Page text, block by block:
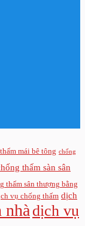
mái bê tông chống
thấm sàn sân
thấm sân thượng bằng
vụ chống thấm dịch
nhà dịch vụ